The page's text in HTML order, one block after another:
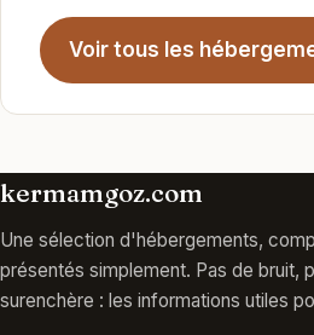
Voir tous les
kermamgoz.com
Une sélection d'hébergements,
présentés simplement. Pas de bruit,
surenchère : les informations utiles